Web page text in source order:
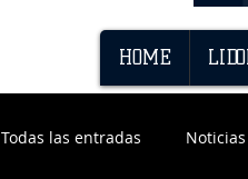
HOME
Todas las entradas Noticias